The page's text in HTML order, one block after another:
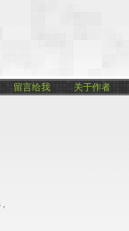
留言给我 关于作者
,